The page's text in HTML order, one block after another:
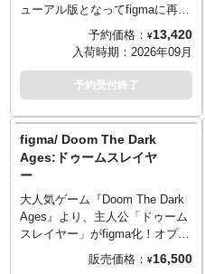
可能です。有名な作品を新たな
ブル美術館シリーズ、今後もご
期待ください。
ューアル版となってfigmaに再び
登場！映画やドラマのあの場面
をお家で再現して楽しめるセッ
ト内容です。 ・懐かしい雰囲気
漂う定食屋の入り口がセットに
なったてんこ盛り仕様 ・表情パ
ツ：「ご飯」「味噌汁」「目玉
焼きプレート」「ジェラート」
予約価格： ¥13,420
入荷時期： 2026年09月
予約受付終了
figma/ Doom The Dark
Ages:ドゥームスレイヤ
ー
大人気ゲーム『Doom The Dark
Ages』より、主人公「ドゥーム
スレイヤー」がfigma化！オプシ
ョンパーツとして「スーパーシ
ョットガン」「シールド」ほか
販売価格： ¥16,500